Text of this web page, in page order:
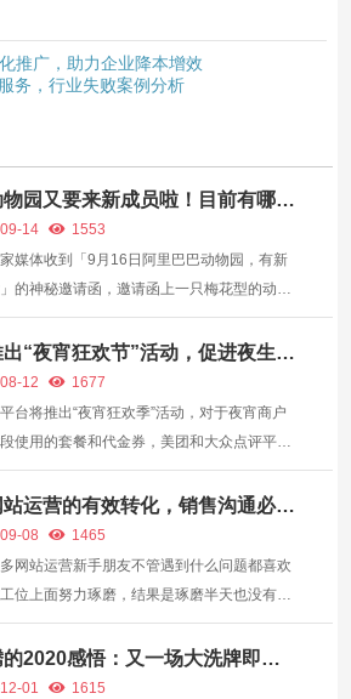
推广，助力企业降本增效
务，行业失败案例分析
物园又要来新成员啦！目前有哪些
14
1553
媒体收到「9月16日阿里巴巴动物园，有新
的神秘邀请函，邀请函上一只梅花型的动物
界猜测。 阿里动物园有哪些动物?一起来盘
天猫商城：2012年1月11日，淘宝商城正式
“天猫”，是马云全新打造的B2C平台...
“夜宵狂欢节”活动，促进夜生活
12
1677
台将推出“夜宵狂欢季”活动，对于夜宵商户
使用的套餐和代金券，美团和大众点评平台
夜间流量进行扶持。除了存在严重违约的商
业的商户、评分小于等于 3 星的商户等都可
活动。 为了保证不同品类和层次的商户都...
运营的有效转化，销售沟通必不
08
1465
网站运营新手朋友不管遇到什么问题都喜欢
位上面努力琢磨，结果是琢磨半天也没有想
决思路。其实运营涉及范围比较广，面对不
有时候我们可以和其他相关部门的人员沟通
你能很快思路变得清晰。比如产品的定位我
2020感悟：又一场大洗牌即将
不了船的人将逐渐落伍
01
1615